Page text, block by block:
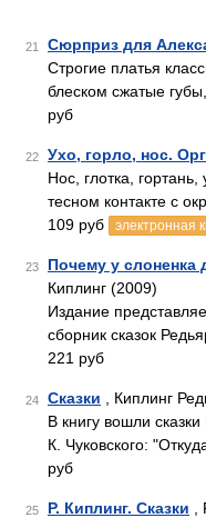
21 Сюрприз для
Строгие платья
блеском сжатые
руб
22 Ухо, горло, нос.
Нос, глотка,
тесном контакте с
109 руб
электронная
23 Почему у слоненка
Киплинг (2009)
Издание
сборник сказок
221 руб
24 Сказки , Киплинг
В книгу вошли
К. Чуковского:
руб
25 Р. Киплинг. Сказки ,